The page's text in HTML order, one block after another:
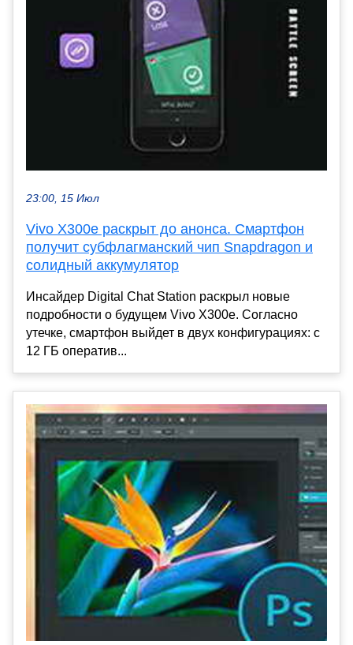
23:00, 15 Июл
Vivo X300e раскрыт до анонса. Смартфон
получит субфлагманский чип Snapdragon и
солидный аккумулятор
Инсайдер Digital Chat Station раскрыл новые
подробности о будущем Vivo X300e. Согласно
утечке, смартфон выйдет в двух конфигурациях: с
12 ГБ оператив...